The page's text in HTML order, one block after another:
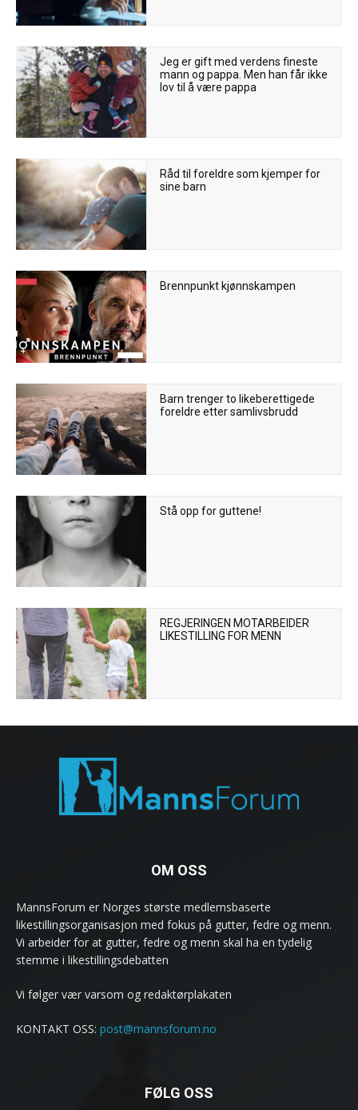
Jeg er gift med verdens fineste
mann og pappa. Men han får ikke
lov til å være pappa
Råd til foreldre som kjemper for
sine barn
Brennpunkt kjønnskampen
Barn trenger to likeberettigede
foreldre etter samlivsbrudd
Stå opp for guttene!
REGJERINGEN MOTARBEIDER
LIKESTILLING FOR MENN
OM OSS
MannsForum er Norges største medlemsbaserte
likestillingsorganisasjon med fokus på gutter, fedre og menn.
Vi arbeider for at gutter, fedre og menn skal ha en tydelig
stemme i likestillingsdebatten
Vi følger vær varsom og redaktørplakaten
KONTAKT OSS: post@mannsforum.no
FØLG OSS